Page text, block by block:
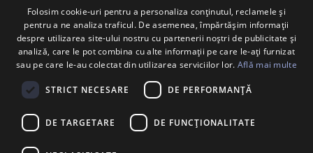
Folosim cookie-uri pentru a personaliza conținutul, reclamele și
pentru a ne analiza traficul. De asemenea, împărtășim informații
despre utilizarea site-ului nostru cu partenerii noștri de publicitate și
analiză, care le pot combina cu alte informații pe care le-ați furnizat
sau pe care le-au colectat din utilizarea serviciilor lor. Află mai multe
STRICT NECESARE DE PERFORMANȚĂ
DE TARGETARE DE FUNCŢIONALITATE